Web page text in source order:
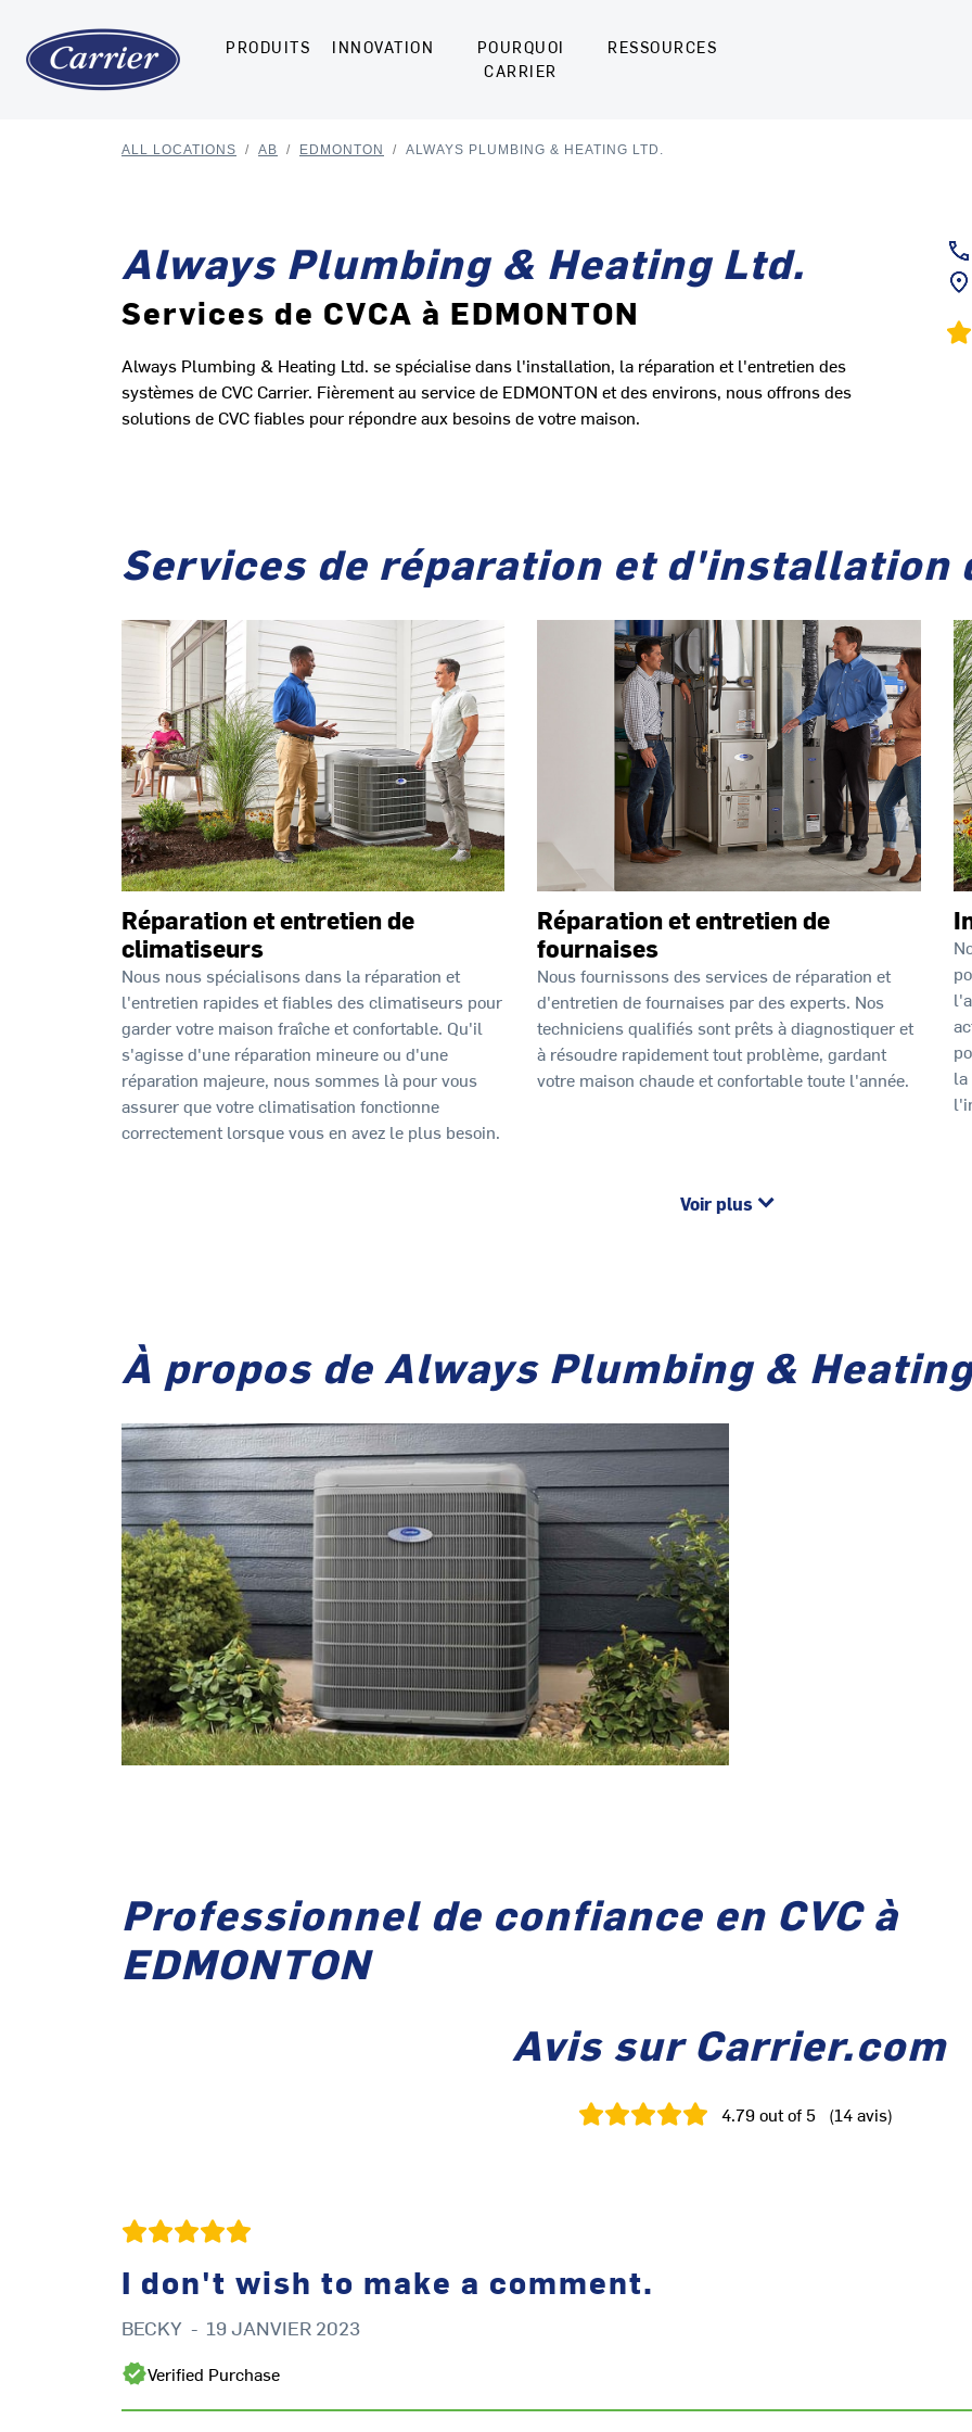
PRODUITS INNOVATION
POURQUOI
CARRIER
RESSOURCES
ALL LOCATIONS / AB / EDMONTON / ALWAYS PLUMBING & HEATING LTD.
Always Plumbing & Heating Ltd.
Services de CVCA à EDMONTON
Always Plumbing & Heating Ltd. se spécialise dans l'installation, la réparation et l'entretien des
systèmes de CVC Carrier. Fièrement au service de EDMONTON et des environs, nous offrons des
solutions de CVC fiables pour répondre aux besoins de votre maison.
Services de réparation et d'installation
Réparation et entretien de
climatiseurs
Nous nous spécialisons dans la réparation et
l'entretien rapides et fiables des climatiseurs pour
garder votre maison fraîche et confortable. Qu'il
s'agisse d'une réparation mineure ou d'une
réparation majeure, nous sommes là pour vous
assurer que votre climatisation fonctionne
correctement lorsque vous en avez le plus besoin.
Réparation et entretien de
fournaises
Nous fournissons des services de réparation et
d'entretien de fournaises par des experts. Nos
techniciens qualifiés sont prêts à diagnostiquer et
à résoudre rapidement tout problème, gardant
votre maison chaude et confortable toute l'année.
la
Voir plus
À propos de Always Plumbing &
Professionnel de confiance en CVC à
EDMONTON
Avis sur Carrier.com
4.79out of 5 (14avis)
I don't wish to make a comment.
BECKY - 19 JANVIER 2023
Verified Purchase